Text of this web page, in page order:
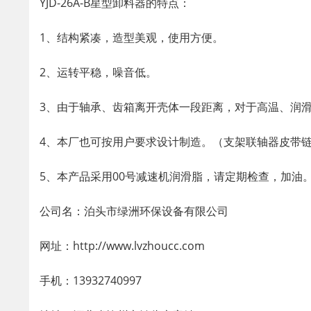
1、结构紧凑，造型美观，使用方便。
2、运转平稳，噪音低。
3、由于轴承、齿箱离开壳体一段距离，对于高温、润滑
4、本厂也可按用户要求设计制造。（支架联轴器皮带链
5、本产品采用00号减速机润滑脂，请定期检查，加油。
公司名：泊头市绿洲环保设备有限公司
网址：http://www.lvzhoucc.com
手机：13932740997